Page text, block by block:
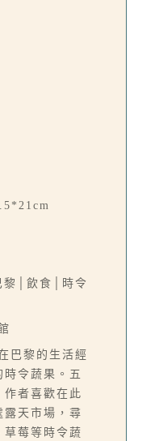
│飲食│時令
巴黎的生活經
時令蔬果。五
作者喜歡在此
露天市場，尋
草莓等時令蔬